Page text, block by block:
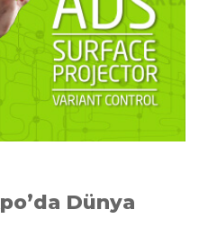
Dünya